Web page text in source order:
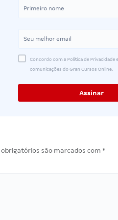
Concordo com a Política de Privacidade
comunicações do Gran Cursos Online.
obrigatórios são marcados com *